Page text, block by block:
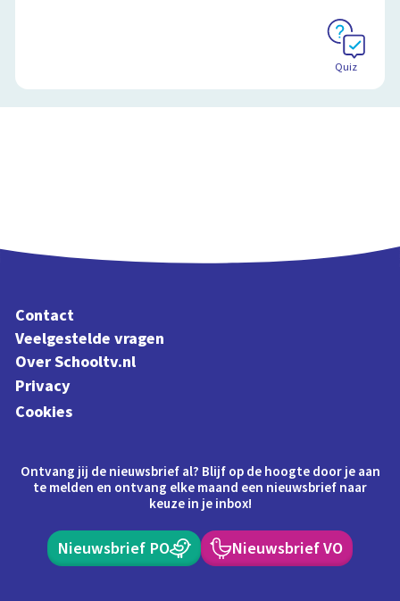
Quiz
Contact
Veelgestelde vragen
Over Schooltv.nl
Privacy
Cookies
Ontvang jij de nieuwsbrief al? Blijf op de hoogte door je aan
te melden en ontvang elke maand een nieuwsbrief naar
keuze in je inbox!
Nieuwsbrief PO Nieuwsbrief VO